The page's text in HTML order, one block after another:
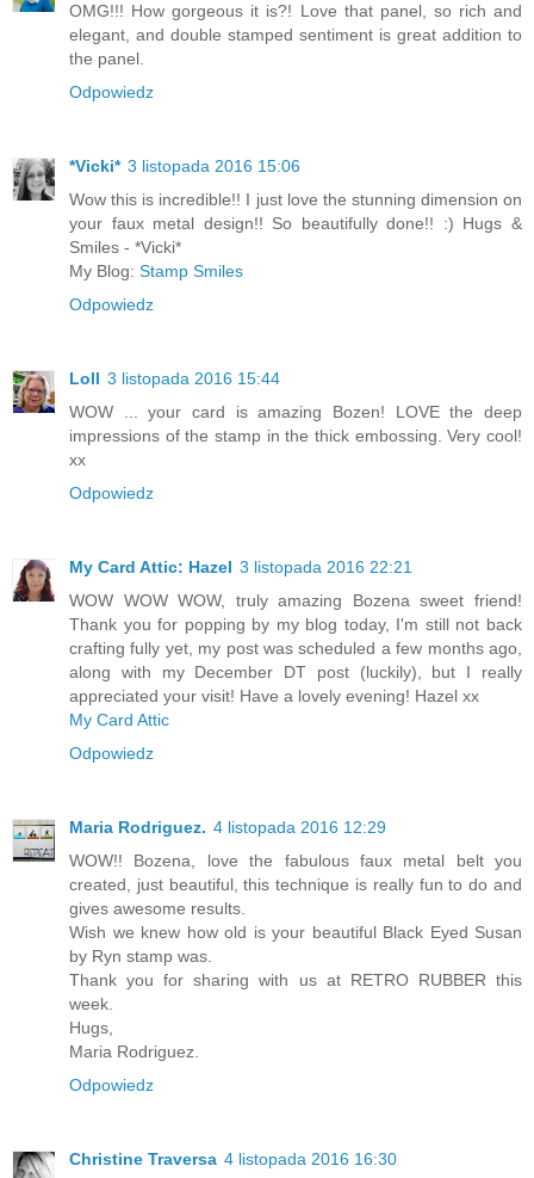
OMG!!! How gorgeous it is?! Love that panel, so rich and
elegant, and double stamped sentiment is great addition to
the panel.
Odpowiedz
*Vicki* 3 listopada 2016 15:06
Wow this is incredible!! I just love the stunning dimension on
your faux metal design!! So beautifully done!! :) Hugs &
Smiles - *Vicki*
My Blog: Stamp Smiles
Odpowiedz
Loll 3 listopada 2016 15:44
WOW ... your card is amazing Bozen! LOVE the deep
impressions of the stamp in the thick embossing. Very cool!
xx
Odpowiedz
My Card Attic: Hazel 3 listopada 2016 22:21
WOW WOW WOW, truly amazing Bozena sweet friend!
Thank you for popping by my blog today, I'm still not back
crafting fully yet, my post was scheduled a few months ago,
along with my December DT post (luckily), but I really
appreciated your visit! Have a lovely evening! Hazel xx
My Card Attic
Odpowiedz
Maria Rodriguez. 4 listopada 2016 12:29
WOW!! Bozena, love the fabulous faux metal belt you
created, just beautiful, this technique is really fun to do and
gives awesome results.
Wish we knew how old is your beautiful Black Eyed Susan
by Ryn stamp was.
Thank you for sharing with us at RETRO RUBBER this
week.
Hugs,
Maria Rodriguez.
Odpowiedz
Christine Traversa 4 listopada 2016 16:30